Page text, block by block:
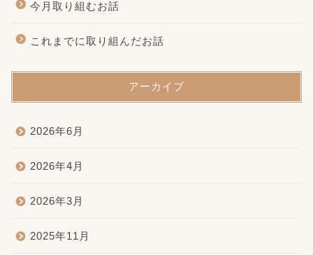
今月取り組むお話
これまでに取り組んだお話
アーカイブ
2026年6月
2026年4月
2026年3月
2025年11月